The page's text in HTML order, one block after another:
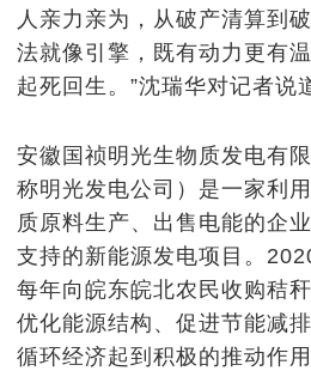
人亲力亲为，从破产清算到
法就像引擎，既有动力更有
起死回生。”沈瑞华对记者说
安徽国祯明光生物质发电有
称明光发电公司）是一家利
质原料生产、出售电能的企
支持的新能源发电项目。
每年向皖东皖北农民收购秸
优化能源结构、促进节能减
循环经济起到积极的推动作用